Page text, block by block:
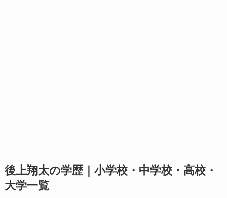
後上翔太の学歴｜小学校・中学校・高校・
大学一覧